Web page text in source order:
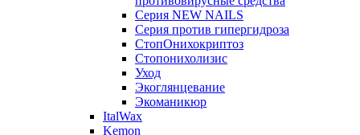
Серия NEW NAILS
Серия против гипергидроза
СтопОнихокриптоз
Стопонихолизис
Уход
Экоглянцевание
Экоманикюр
ItalWax
Kemon